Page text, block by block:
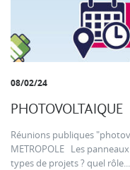
08/02/24
PHOTOVOLTAIQUE
Réunions publiques
METROPOLE Les
types de projets ? quel rôle...